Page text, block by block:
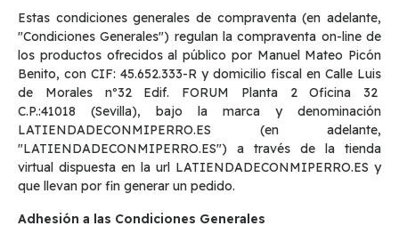
Estas condiciones generales de compraventa (en adelante,
"Condiciones Generales") regulan la compraventa on-line de
los productos ofrecidos al público por Manuel Mateo Picón
Benito, con CIF: 45.652.333-R y domicilio fiscal en Calle Luis
de Morales nº32 Edif. FORUM Planta 2 Oficina 32
C.P.:41018 (Sevilla), bajo la marca y denominación
LATIENDADECONMIPERRO.ES (en adelante,
"LATIENDADECONMIPERRO.ES") a través de la tienda
virtual dispuesta en la url LATIENDADECONMIPERRO.ES y
que llevan por fin generar un pedido.
Adhesión a las Condiciones Generales